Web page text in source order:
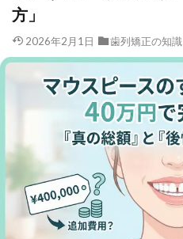
方」
2026年2月1日 歯列矯正の知識